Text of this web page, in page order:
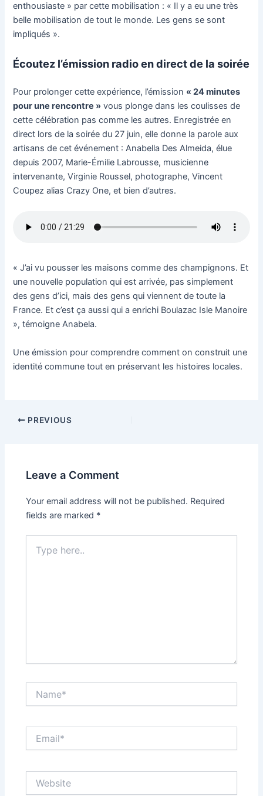
enthousiaste » par cette mobilisation : « Il y a eu une très
belle mobilisation de tout le monde. Les gens se sont
impliqués ».
Écoutez l’émission radio en direct de la soirée
Pour prolonger cette expérience, l’émission « 24 minutes
pour une rencontre » vous plonge dans les coulisses de
cette célébration pas comme les autres. Enregistrée en
direct lors de la soirée du 27 juin, elle donne la parole aux
artisans de cet événement : Anabella Des Almeida, élue
depuis 2007, Marie-Émilie Labrousse, musicienne
intervenante, Virginie Roussel, photographe, Vincent
Coupez alias Crazy One, et bien d’autres.
« J’ai vu pousser les maisons comme des champignons. Et
une nouvelle population qui est arrivée, pas simplement
des gens d’ici, mais des gens qui viennent de toute la
France. Et c’est ça aussi qui a enrichi Boulazac Isle Manoire
», témoigne Anabela.
Une émission pour comprendre comment on construit une
identité commune tout en préservant les histoires locales.
PREVIOUS
Leave a Comment
Your email address will not be published. Required
fields are marked *
here..